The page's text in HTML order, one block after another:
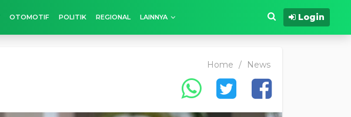
OTOMOTIF POLITIK REGIONAL LAINNYA Login
Home / News